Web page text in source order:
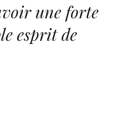
une forte
esprit de